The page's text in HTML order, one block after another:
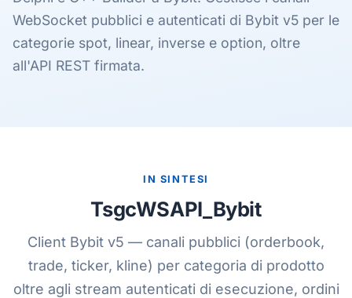
WebSocket pubblici e autenticati di Bybit v5 per le
categorie spot, linear, inverse e option, oltre
all'API REST firmata.
IN SINTESI
TsgcWSAPI_Bybit
Client Bybit v5 — canali pubblici (orderbook,
trade, ticker, kline) per categoria di prodotto
oltre agli stream autenticati di esecuzione, ordini